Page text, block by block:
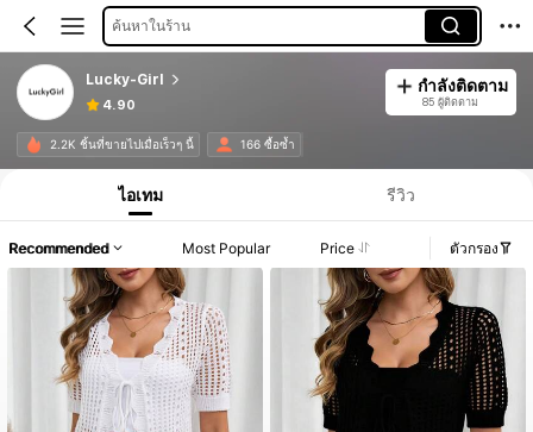
ค้นหาในร้าน
Lucky-Girl
4.90
กำลังติดตาม
85 ผู้ติดตาม
2.2K ชิ้นที่ขายไปเมื่อเร็วๆ นี้ 166 ซื้อซ้ำ
ไอเทม รีวิว
Recommended Most Popular Price ตัวกรอง